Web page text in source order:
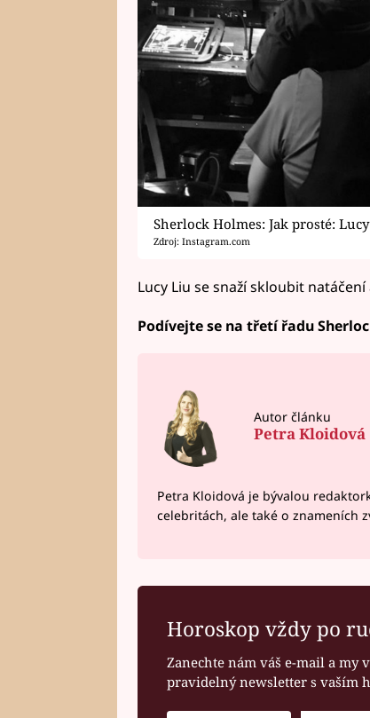
Sherlock Holmes: Jak prosté:
Zdroj: Instagram.com
Lucy Liu se snaží skloubit
Podívejte se na třetí řadu
Autor článku
Petra Kloidová
Petra Kloidová je bývalou
celebritách, ale také o znameních
Horoskop vždy po
Zanechte nám váš e-mail a my
pravidelný newsletter s vaším